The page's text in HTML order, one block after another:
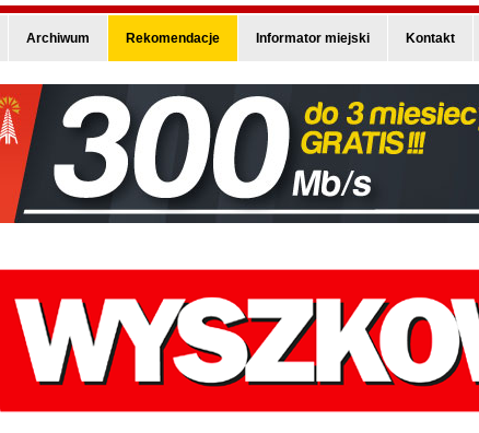
Archiwum Rekomendacje Informator miejski Kontakt